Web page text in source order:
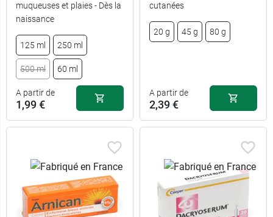
par 12 2,99 €
par 70 6,19 €
muqueuses et plaies - Dès la
naissance
125 ml 250 ml
500 ml 60 ml
A partir de
1,99 €
cutanées
20 g 45 g 80 g
A partir de
2,39 €